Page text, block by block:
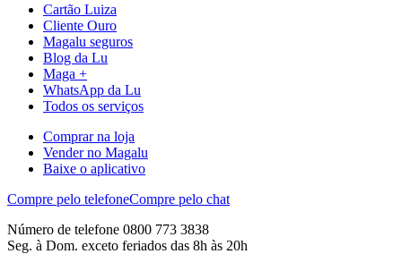
Cartão Luiza
Cliente Ouro
Magalu seguros
Blog da Lu
Maga +
WhatsApp da Lu
Todos os serviços
Comprar na loja
Vender no Magalu
Baixe o aplicativo
Compre pelo telefoneCompre pelo chat
Número de telefone 0800 773 3838
Seg. à Dom. exceto feriados das 8h às 20h